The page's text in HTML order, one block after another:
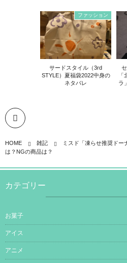
ファッション
サードスタイル（3rd
STYLE）夏福袋2022中身の
ネタバレ
ラ
HOME 雑記
ミスド「凍らせ推奨ド
は？NGの商品は？
カテゴリー
お菓子
アイス
アニメ